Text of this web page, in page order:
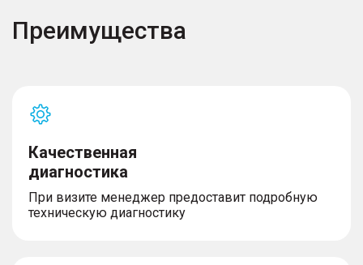
Преимущества
Качественная
диагностика
При визите менеджер предоставит подробную
техническую диагностику